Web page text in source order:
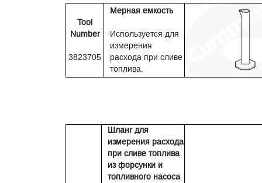
Tool
Number
3823705
Мерная емкость
Используется для
измерения
расхода при сливе
топлива.
Шланг для
измерения расхода
при сливе топлива
из форсунки и
топливного насоса